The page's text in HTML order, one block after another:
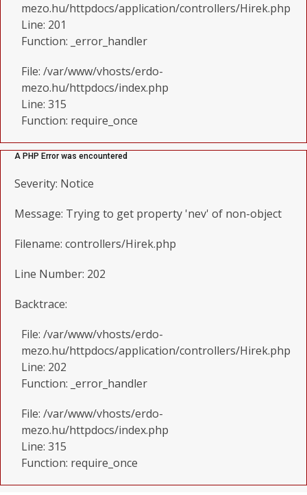
mezo.hu/httpdocs/application/controllers/Hirek.php
Line: 201
Function: _error_handler
File: /var/www/vhosts/erdo-
mezo.hu/httpdocs/index.php
Line: 315
Function: require_once
A PHP Error was encountered
Severity: Notice
Message: Trying to get property 'nev' of non-object
Filename: controllers/Hirek.php
Line Number: 202
Backtrace:
File: /var/www/vhosts/erdo-
mezo.hu/httpdocs/application/controllers/Hirek.php
Line: 202
Function: _error_handler
File: /var/www/vhosts/erdo-
mezo.hu/httpdocs/index.php
Line: 315
Function: require_once